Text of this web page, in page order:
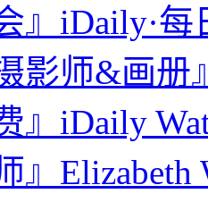
』iDaily·
影师&画册
』iDaily
』Elizabeth